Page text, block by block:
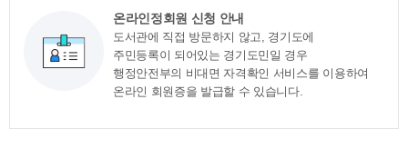
온라인정회원 신청 안내
도서관에 직접 방문하지 않고, 경기도에
주민등록이 되어있는 경기도민일 경우
행정안전부의 비대면 자격확인 서비스를 이용하여
온라인 회원증을 발급할 수 있습니다.